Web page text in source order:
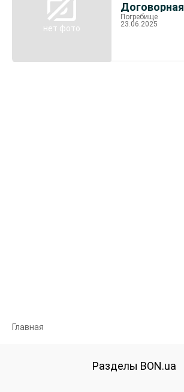
нет фото
Договорная
Погребище
23.06.2025
Главная
Разделы BON.ua